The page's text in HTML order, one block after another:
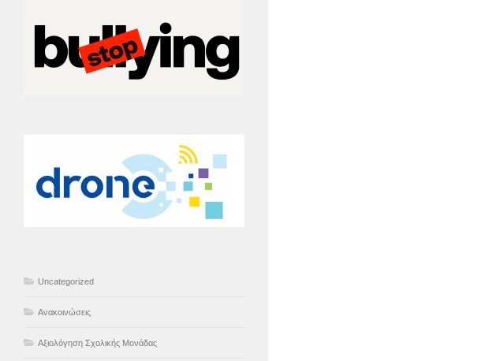
Uncategorized
Ανακοινώσεις
Αξιολόγηση Σχολικής Μονάδας